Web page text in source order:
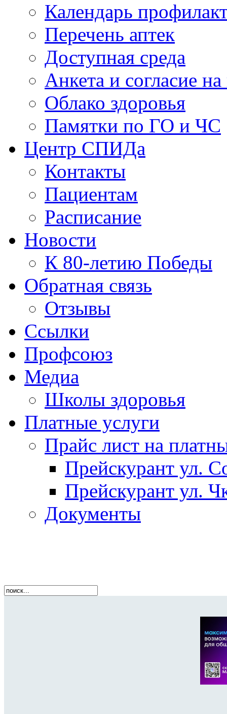
Календарь
Перечень аптек
Доступная среда
Анкета и согласие
Облако здоровья
Памятки по ГО и ЧС
Центр СПИДа
Контакты
Пациентам
Расписание
Новости
К 80-летию Победы
Обратная связь
Отзывы
Ссылки
Профсоюз
Медиа
Школы здоровья
Платные услуги
Прайс лист на
Прейскурант ул.
Прейскурант ул.
Документы